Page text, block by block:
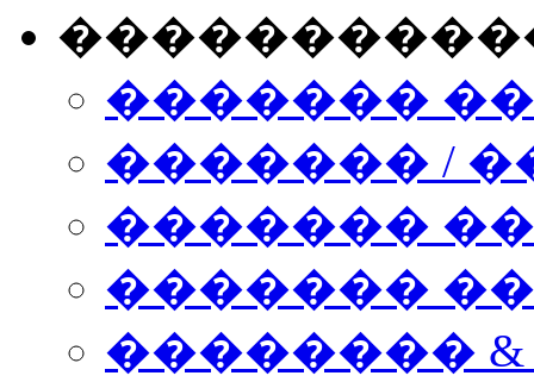
�������
������� /
�������
������� ���
��������